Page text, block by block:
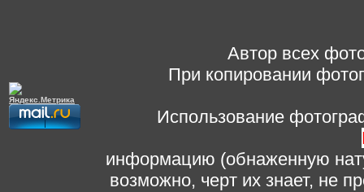
Автор всех
При копировании
Использование
информацию (обнаженную
возможно, черт их знает, не